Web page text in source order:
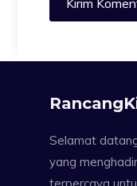
Selamat
yang